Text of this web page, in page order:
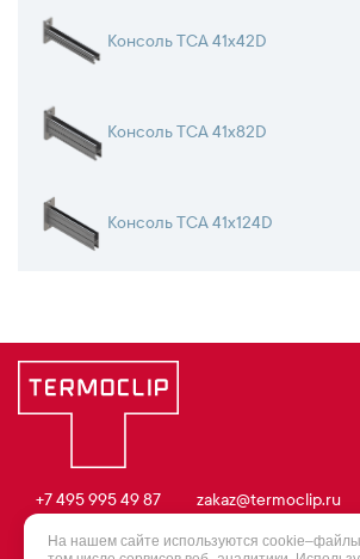
Консоль TCA 41х42D
Консоль TCA 41х82D
Консоль TCA 41х124D
+7 495 995 49 87
zakaz@termoclip.ru
На нашем сайте используются